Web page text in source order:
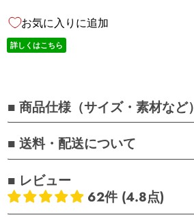
お気に入りに追加
詳しくはこちら
■ 商品仕様（サイズ・素材など）
■ 送料・配送について
■ レビュー
62件 (4.8点)